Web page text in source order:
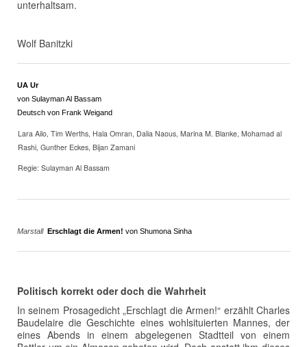
unterhaltsam.
Wolf Banitzki
UA Ur
von Sulayman Al Bassam
Deutsch von Frank Weigand
Lara Ailo, Tim Werths, Hala Omran, Dalia Naous, Marina M. Blanke, Mohamad al
Rashi, Gunther Eckes, Bijan Zamani
Regie: Sulayman Al Bassam
Marstall Erschlagt die Armen! von Shumona Sinha
Politisch korrekt oder doch die Wahrheit
In seinem Prosagedicht „Erschlagt die Armen!“ erzählt Charles
Baudelaire die Geschichte eines wohlsituierten Mannes, der
eines Abends in einem abgelegenen Stadtteil von einem